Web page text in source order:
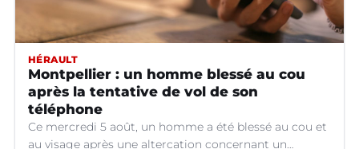
HÉRAULT
Montpellier : un homme blessé au cou
après la tentative de vol de son
téléphone
Ce mercredi 5 août, un homme a été blessé au cou et
au visage après une altercation concernant un